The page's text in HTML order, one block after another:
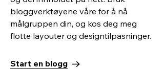
bloggverktøyene våre for å nå
målgruppen din, og kos deg meg
flotte layouter og designtilpasninger.
Start en blogg